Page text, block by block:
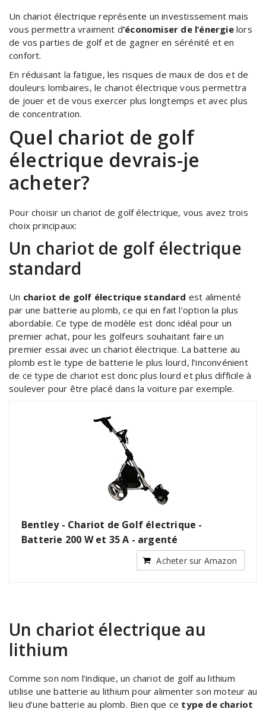
Un chariot électrique représente un investissement mais
vous permettra vraiment d’économiser de l’énergie lors
de vos parties de golf et de gagner en sérénité et en
confort.
En réduisant la fatigue, les risques de maux de dos et de
douleurs lombaires, le chariot électrique vous permettra
de jouer et de vous exercer plus longtemps et avec plus
de concentration.
Quel chariot de golf
électrique devrais-je
acheter?
Pour choisir un chariot de golf électrique, vous avez trois
choix principaux:
Un chariot de golf électrique
standard
Un chariot de golf électrique standard est alimenté
par une batterie au plomb, ce qui en fait l’option la plus
abordable. Ce type de modèle est donc idéal pour un
premier achat, pour les golfeurs souhaitant faire un
premier essai avec un chariot électrique. La batterie au
plomb est le type de batterie le plus lourd, l’inconvénient
de ce type de chariot est donc plus lourd et plus difficile à
soulever pour être placé dans la voiture par exemple.
Bentley - Chariot de Golf électrique -
Batterie 200 W et 35 A - argenté
Acheter sur Amazon
Un chariot électrique au
lithium
Comme son nom l’indique, un chariot de golf au lithium
utilise une batterie au lithium pour alimenter son moteur au
lieu d’une batterie au plomb. Bien que ce type de chariot